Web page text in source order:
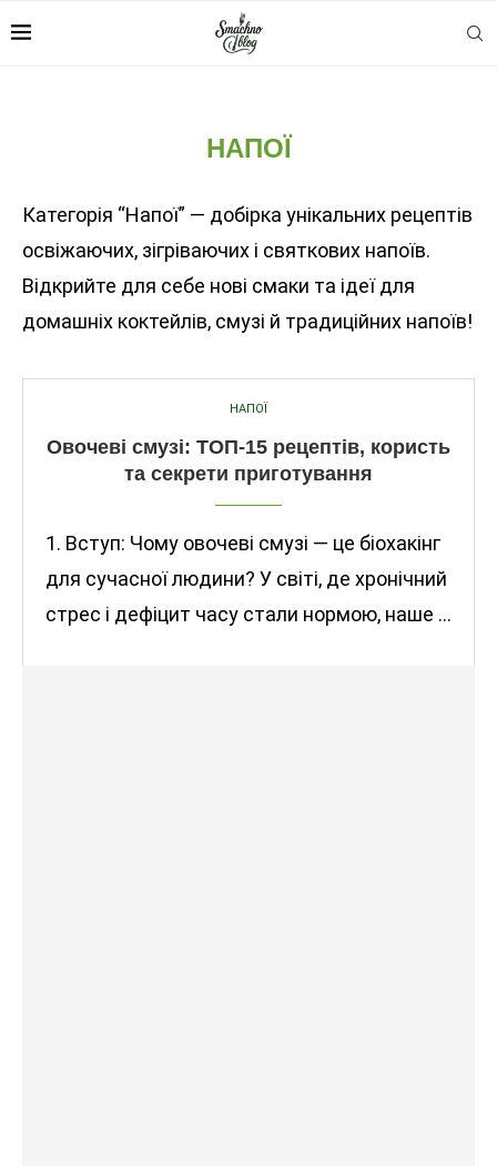
НАПОЇ
Категорія “Напої” — добірка унікальних рецептів
освіжаючих, зігріваючих і святкових напоїв.
Відкрийте для себе нові смаки та ідеї для
домашніх коктейлів, смузі й традиційних напоїв!
НАПОЇ
Овочеві смузі: ТОП-15 рецептів, користь
та секрети приготування
1. Вступ: Чому овочеві смузі — це біохакінг
для сучасної людини? У світі, де хронічний
стрес і дефіцит часу стали нормою, наше …